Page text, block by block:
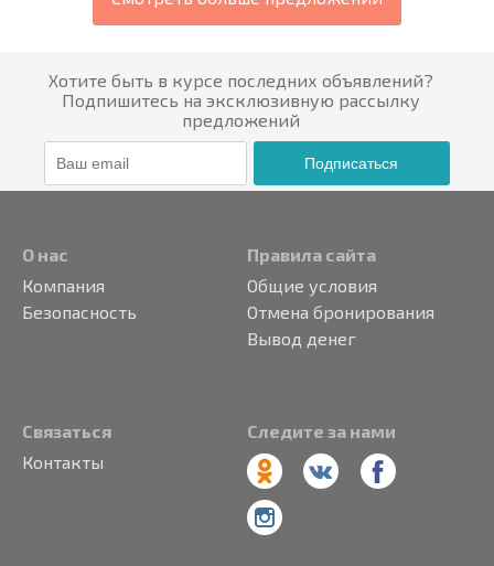
Хотите быть в курсе последних объявлений?
Подпишитесь на эксклюзивную рассылку
предложений
Подписаться
О нас
Компания
Безопасность
Правила сайта
Общие условия
Отмена бронирования
Вывод денег
Связаться
Контакты
Следите за нами